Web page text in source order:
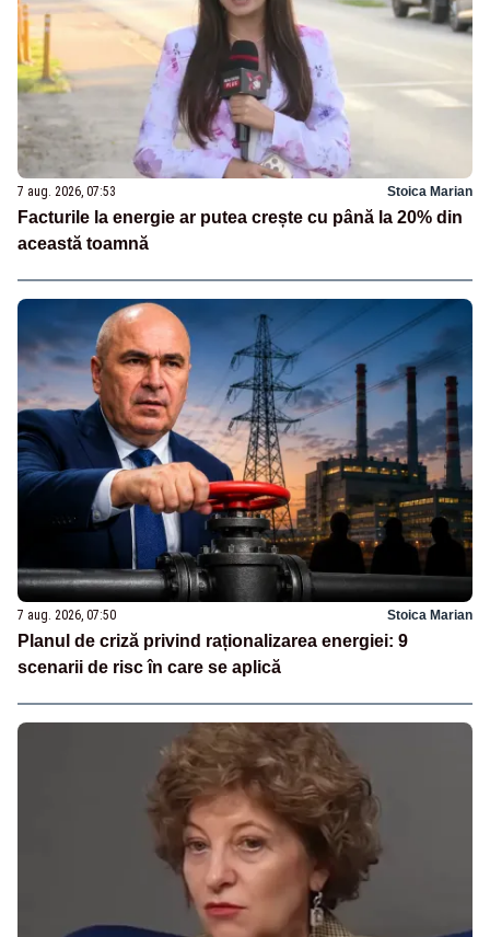
7 aug. 2026, 07:53 Stoica Marian
Facturile la energie ar putea crește cu până la 20% din
această toamnă
7 aug. 2026, 07:50 Stoica Marian
Planul de criză privind raționalizarea energiei: 9
scenarii de risc în care se aplică